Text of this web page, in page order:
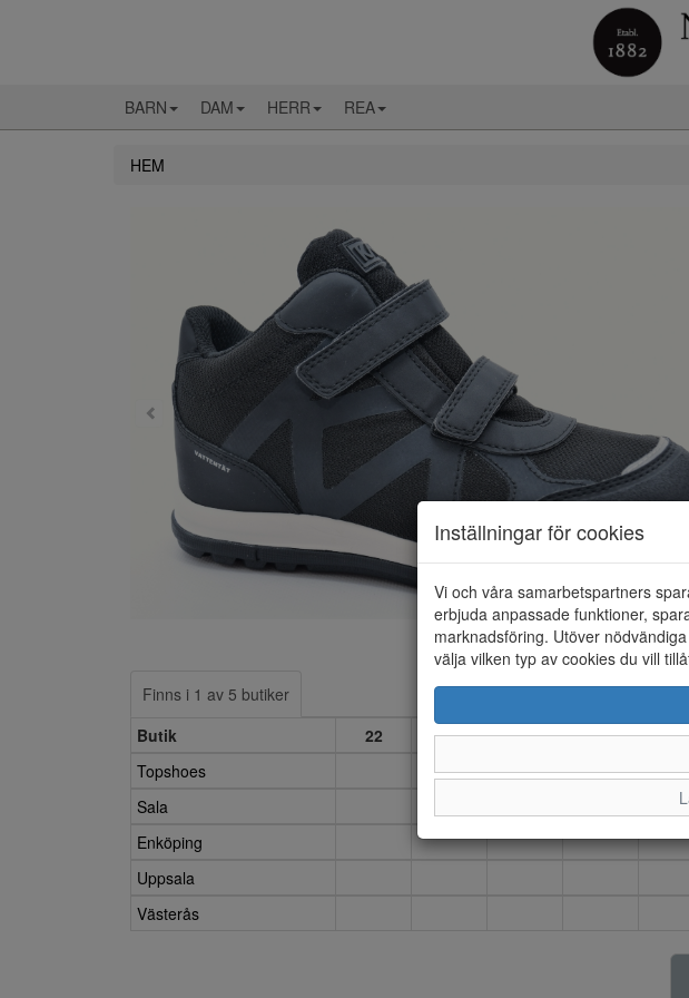
BARN DAM HERR REA
HEM
Finns i 1 av 5 butiker
Butik
22 23 24 25 26
Topshoes
Sala
Enköping
Uppsala
Västerås
Inställningar för cookies
Vi och våra samarbetspartners
erbjuda anpassade funktioner,
marknadsföring. Utöver
välja vilken typ av cookies du vill